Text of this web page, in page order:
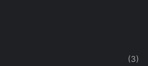
(3)